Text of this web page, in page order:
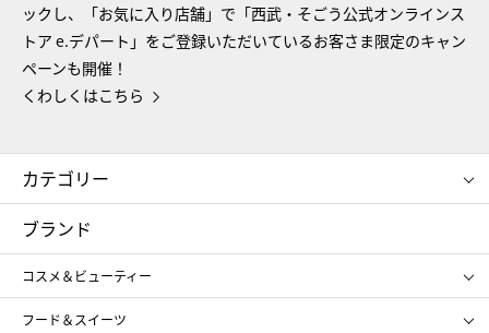
ックし、「お気に入り店舗」で「西武・そごう公式オンラインス
トア e.デパート」をご登録いただいているお客さま限定のキャン
ペーンも開催！
くわしくはこちら
カテゴリー
コスメ＆ビューティー
ギフト
レディース
メンズ
スポーツ・アウトドア
ブランド
コスメ＆ビューティー
SHISEIDO
フード＆スイーツ